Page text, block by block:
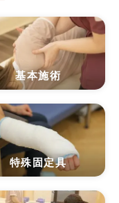
基本施術
特殊固定具